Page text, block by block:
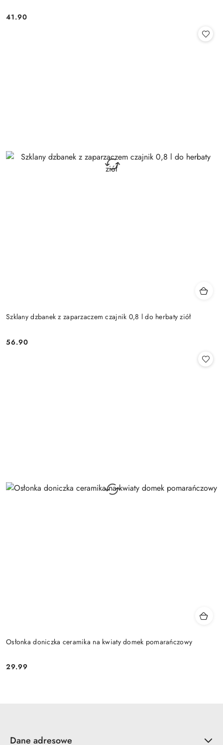
Cena:
41.90
Szklany dzbanek z zaparzaczem czajnik 0,8 l do herbaty ziół
Cena:
56.90
Osłonka doniczka ceramika na kwiaty domek pomarańczowy
Cena:
29.99
Dane adresowe